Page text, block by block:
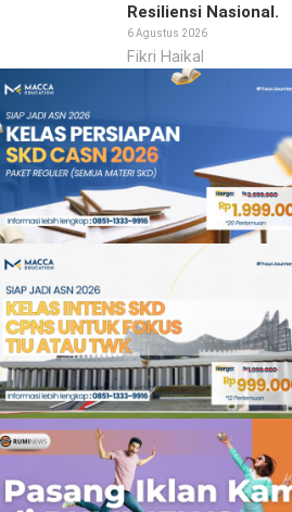
Resiliensi Nasional.
6 Agustus 2026
Fikri Haikal